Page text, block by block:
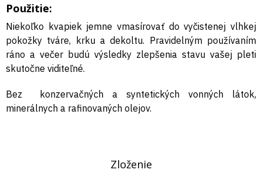
Použitie:
Niekoľko kvapiek jemne vmasírovať do vyčistenej vlhkej
pokožky tváre, krku a dekoltu. Pravidelným používaním
ráno a večer budú výsledky zlepšenia stavu vašej pleti
skutočne viditeľné.
Bez konzervačných a syntetických vonných látok,
minerálnych a rafinovaných olejov.
Zloženie